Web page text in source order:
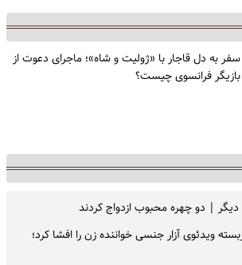
سفر به دل قاجار با «ژولیت و شاه»؛ ماجرای دعوت از
‌بازیگر فرانسوی چیست؟
دیگر | دو چهره محبوب ازدواج کردند
ویدئوی آزار جنسی خواننده زن را افشا کرد؛